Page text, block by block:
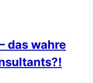
das wahre